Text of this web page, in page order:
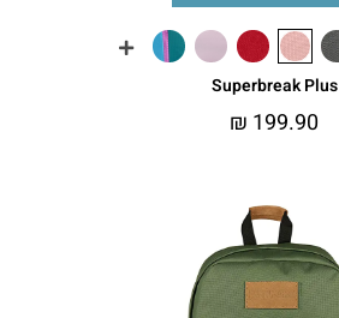
Superbreak Plus
₪ 199.90